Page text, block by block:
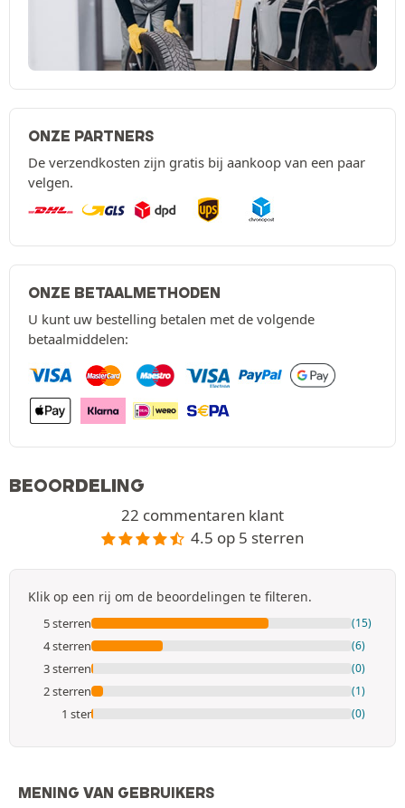
ONZE PARTNERS
De verzendkosten zijn gratis bij aankoop van een paar
velgen.
ONZE BETAALMETHODEN
U kunt uw bestelling betalen met de volgende
betaalmiddelen:
BEOORDELING
22 commentaren klant
4.5 op 5 sterren
Klik op een rij om de beoordelingen te filteren.
5 sterren (15)
4 sterren (6)
3 sterren (0)
2 sterren (1)
1 ster (0)
MENING VAN GEBRUIKERS